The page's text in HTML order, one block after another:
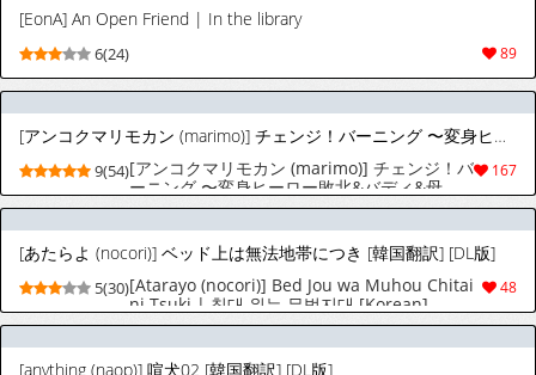
[EonA] An Open Friend | In the library
89
6(24)
[アンコクマリモカン (marimo)] チェンジ！バーニング 〜変身ヒーロー敗北&バディ&母親・3重つがいじめ漫画〜
167
9(54)[アンコクマリモカン (marimo)] チェンジ！バ
ーニング 〜変身ヒーロー敗北&バディ&母
親・3重つがいじめ漫画〜
[あたらよ (nocori)] ベッド上は無法地帯につき [韓国翻訳] [DL版]
48
5(30)[Atarayo (nocori)] Bed Jou wa Muhou Chitai
ni Tsuki | 침대 위는 무법지대 [Korean]
[Digital]
[anything (naop)] 喧犬02 [韓国翻訳] [DL版]